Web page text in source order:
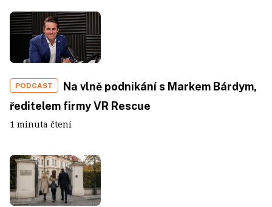
PODCAST
Na vlně podnikání s Markem Bárdym,
ředitelem firmy VR Rescue
1 minuta čtení